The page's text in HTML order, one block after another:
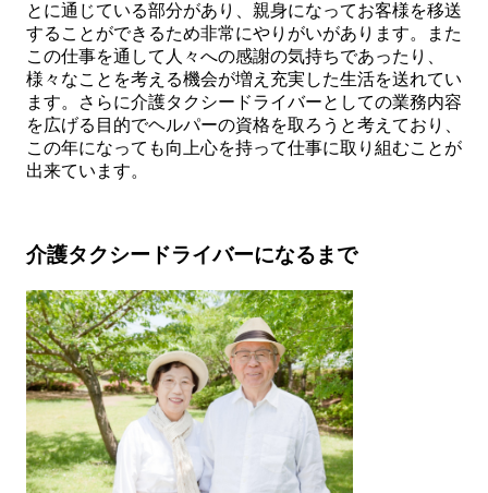
とに通じている部分があり、親身になってお客様を移送
することができるため非常にやりがいがあります。また
この仕事を通して人々への感謝の気持ちであったり、
様々なことを考える機会が増え充実した生活を送れてい
ます。さらに介護タクシードライバーとしての業務内容
を広げる目的でヘルパーの資格を取ろうと考えており、
この年になっても向上心を持って仕事に取り組むことが
出来ています。
介護タクシードライバーになるまで